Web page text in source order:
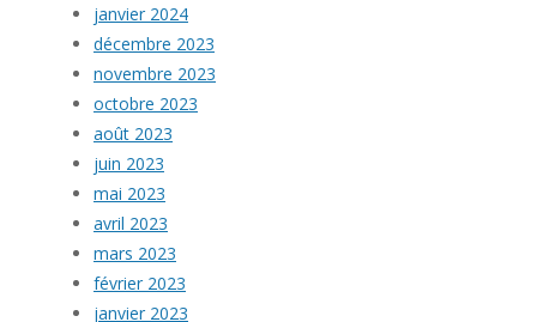
janvier 2024
décembre 2023
novembre 2023
octobre 2023
août 2023
juin 2023
mai 2023
avril 2023
mars 2023
février 2023
janvier 2023